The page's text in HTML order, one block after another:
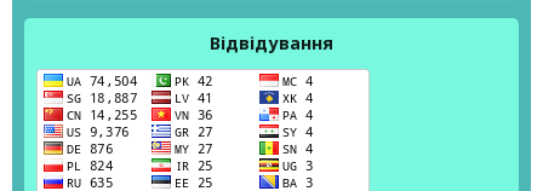
Відвідування